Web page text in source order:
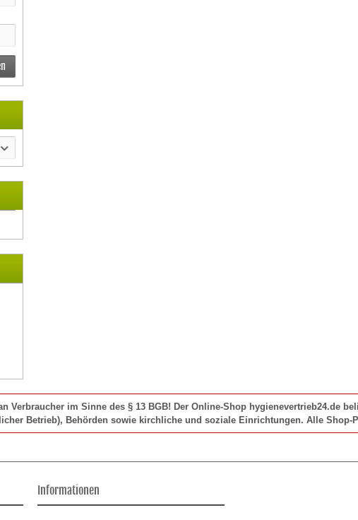
Verbraucher im Sinne des § 13 BGB! Der Online-Shop hygienevertrieb24.de
Betrieb), Behörden sowie kirchliche und soziale Einrichtungen. Alle Shop-
Informationen